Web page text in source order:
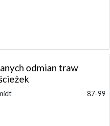
odmian traw
87-99